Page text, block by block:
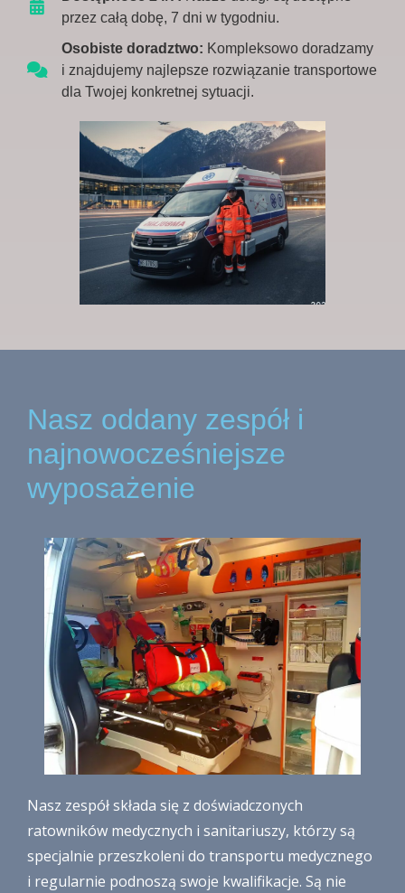
przez całą dobę, 7 dni w tygodniu.
Osobiste doradztwo: Kompleksowo doradzamy
i znajdujemy najlepsze rozwiązanie transportowe
dla Twojej konkretnej sytuacji.
Nasz oddany zespół i
najnowocześniejsze
wyposażenie
Nasz zespół składa się z doświadczonych
ratowników medycznych i sanitariuszy, którzy są
specjalnie przeszkoleni do transportu medycznego
i regularnie podnoszą swoje kwalifikacje. Są nie